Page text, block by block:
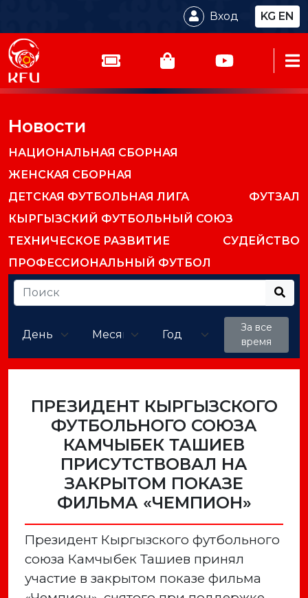
Вход KG EN
Новости
НАЦИОНАЛЬНАЯ СБОРНАЯ
ЖЕНСКАЯ СБОРНАЯ
ДЕТСКАЯ ФУТБОЛЬНАЯ ЛИГА
ФУТЗАЛ
КЫРГЫЗСКИЙ ФУТБОЛЬНЫЙ СОЮЗ
ТЕХНИЧЕСКОЕ РАЗВИТИЕ
СУДЕЙСТВО
ПРОФЕССИОНАЛЬНЫЙ ФУТБОЛ
За все
время
ПРЕЗИДЕНТ КЫРГЫЗСКОГО
ФУТБОЛЬНОГО СОЮЗА
КАМЧЫБЕК ТАШИЕВ
ПРИСУТСТВОВАЛ НА
ЗАКРЫТОМ ПОКАЗЕ
ФИЛЬМА «ЧЕМПИОН»
Президент Кыргызского футбольного
союза Камчыбек Ташиев принял
участие в закрытом показе фильма